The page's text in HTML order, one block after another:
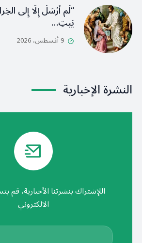
“لَم أُرْسَلْ إِلَّا إِلى
بَيتِ…
9 أغسطس، 2026
النشرة الإخبارية
اللإشتراك بنشرتنا الأخبارية،
الالكتروني